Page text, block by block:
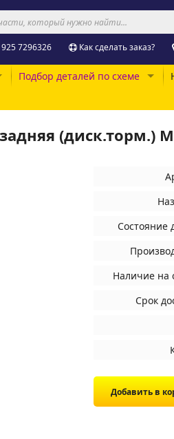
7296326 Как сделать заказ?
Подбор деталей по схеме
(диск.торм.)
Состояние
Наличие на
Срок